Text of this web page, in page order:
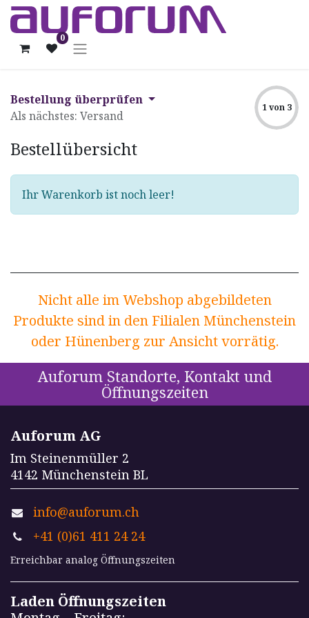
0
Bestellung überprüfen
Als nächstes: Versand
1 von 3
Bestellübersicht
Ihr Warenkorb ist noch leer!
Nicht alle im Webshop abgebildeten
Produkte sind in den Filialen Münchenstein
oder Hünenberg zur Ansicht vorrätig.
Auforum Standorte, Kontakt und
Öffnungszeiten
Auforum AG
Im Steinenmüller 2
4142 Münchenstein BL
info@auforum.ch
+41 (0)61 411 24 24
Erreichbar analog Öffnungszeiten
Laden Öffnungszeiten